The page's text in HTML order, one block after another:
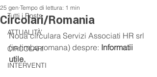
Tutti i Posts
ATTUALITÀ’
CIRCOLARI
INTERVENTI
Circolari/Romania
25 gen Tempo di lettura: 1 min
Noua circulara Servizi Associati HR srl
(in limba romana) despre: Informatii
utile.